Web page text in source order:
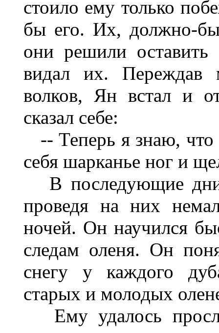
стоило ему только
бы его. Их, должно-
они решили
видал их. Переждав
волков, Ян встал и
сказал себе:
-- Теперь я знаю, что
себя шарканье ног и
В последующие
проведя на них
ночей. Он научился
следам оленя. Он
снегу у каждого
старых и молодых
Ему удалось